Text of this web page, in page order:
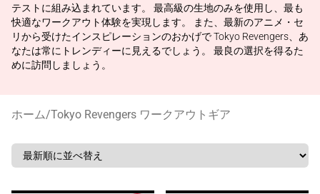
テストに組み込まれています。 最高級の生地のみを使用し、最も
快適なワークアウト体験を実現します。 また、最新のアニメ・セ
リから受けたインスピレーションのおかげで Tokyo Revengers、あ
なたは常にトレンディーに見えるでしょう。 最良の選択を得るた
めに訪問しましょう。
ホーム/Tokyo Revengers ワークアウトギア